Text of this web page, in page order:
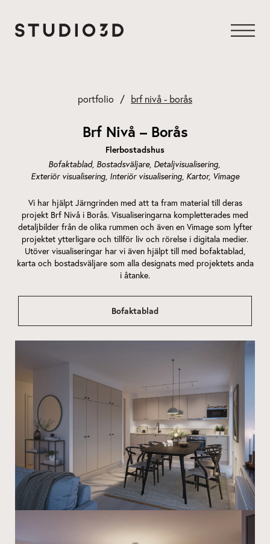
portfolio brf nivå - borås
Brf Nivå – Borås
Flerbostadshus
Bofaktablad Bostadsväljare Detaljvisualisering
Exteriör visualisering Interiör visualisering Kartor Vimage
Vi har hjälpt Järngrinden med att ta fram material till deras
projekt Brf Nivå i Borås. Visualiseringarna kompletterades med
detaljbilder från de olika rummen och även en Vimage som lyfter
projektet ytterligare och tillför liv och rörelse i digitala medier.
Utöver visualiseringar har vi även hjälpt till med bofaktablad,
karta och bostadsväljare som alla designats med projektets anda
i åtanke.
Bofaktablad